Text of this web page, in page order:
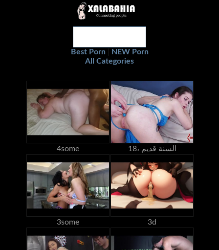
Best Porn
NEW Porn
All Categories
4some 18، السنة قديم
3some 3d